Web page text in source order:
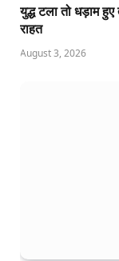
युद्ध टला तो धड़ाम
राहत
August 3, 2026